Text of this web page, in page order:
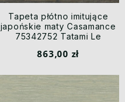
Tapeta płótno imitujące
japońskie maty Casamance
75342752 Tatami Le
863,00 zł